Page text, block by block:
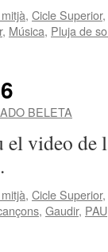
, Cicle Superior,
, Música, Pluja de
BELETA
video de
, Cicle Superior,
, Gaudir, PAU